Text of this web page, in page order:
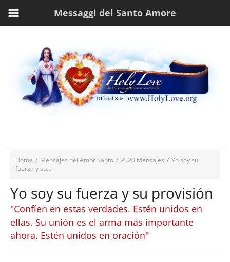
Home / Mensajes del Amor Santo / 2020 Mensajes / Yo soy su
fuerza y su...
Yo soy su fuerza y su provisión
"Confíen en estas verdades. Estén unidos en
ellas. Su unión es el arma más importante
ahora. Estén unidos en oración"
Messaggi del Santo Amore